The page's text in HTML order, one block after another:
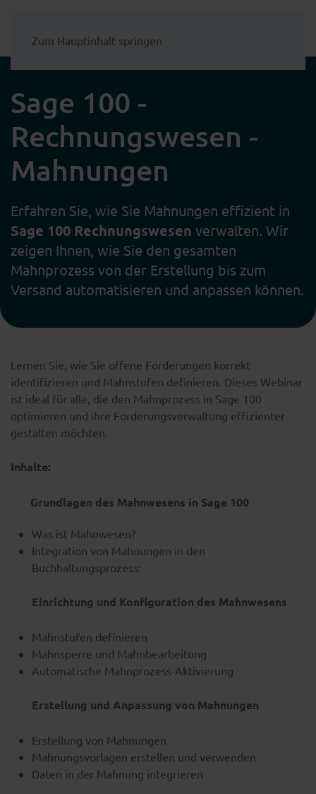
Zum Hauptinhalt springen
Sage 100 -
Rechnungswesen -
Mahnungen
Erfahren Sie, wie Sie Mahnungen effizient in
Sage 100 Rechnungswesen verwalten. Wir
zeigen Ihnen, wie Sie den gesamten
Mahnprozess von der Erstellung bis zum
Versand automatisieren und anpassen können.
Lernen Sie, wie Sie offene Forderungen korrekt
identifizieren und Mahnstufen definieren. Dieses Webinar
ist ideal für alle, die den Mahnprozess in Sage 100
optimieren und ihre Forderungsverwaltung effizienter
gestalten möchten.
Inhalte:
Grundlagen des Mahnwesens in Sage 100
Was ist Mahnwesen?
Integration von Mahnungen in den
Buchhaltungsprozess:
Einrichtung und Konfiguration des Mahnwesens
Mahnstufen definieren
Mahnsperre und Mahnbearbeitung
Automatische Mahnprozess-Aktivierung
Erstellung und Anpassung von Mahnungen
Erstellung von Mahnungen
Mahnungsvorlagen erstellen und verwenden
Daten in der Mahnung integrieren